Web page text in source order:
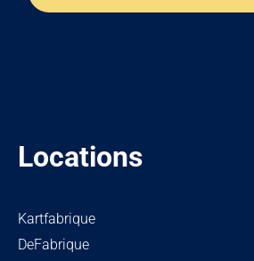
Locations
Kartfabrique
DeFabrique